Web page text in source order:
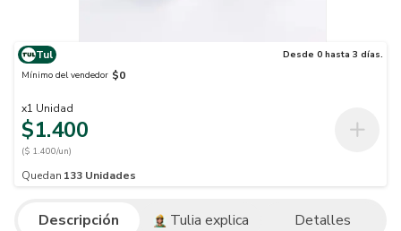
Tul
Desde 0 hasta 3 días.
Mínimo del vendedor $0
x1 Unidad
$1.400
($ 1.400/un)
Quedan 133 Unidades
Descripción Tulia explica Detalles